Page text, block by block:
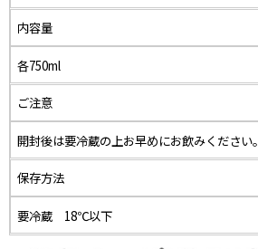
内容量
各750ml
ご注意
開封後は要冷蔵の上お早めにお飲みください。
保存方法
要冷蔵 18℃以下